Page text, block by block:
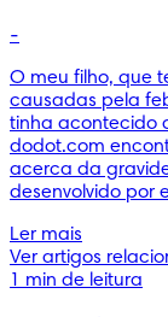
-
O meu filho, que
causadas pela
tinha acontecido
dodot.com
acerca da
desenvolvido por
Ler mais
Ver artigos
1 min de leitura